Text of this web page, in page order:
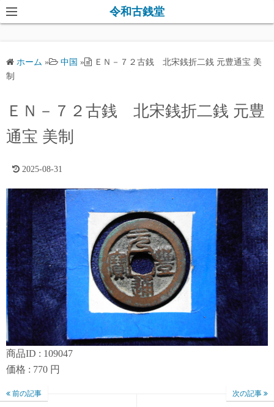
コ
ン
ツ
ッ
令和古銭堂
ホーム » 中国 »
ＥＮ－７２古銭 北宋銭折二銭 元豊通宝 美
制
ＥＮ－７２古銭 北宋銭折二銭 元豊
通宝 美制
2025-08-31
商品ID : 109047
価格 : 770 円
前の記事 次の記事